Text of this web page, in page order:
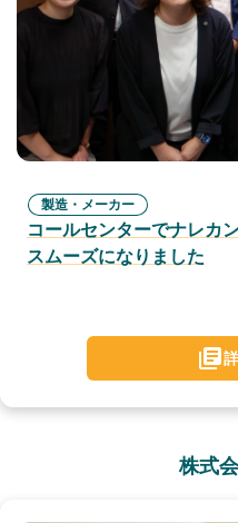
製造・メーカー
コールセンターでナレカ
スムーズになりました
株式